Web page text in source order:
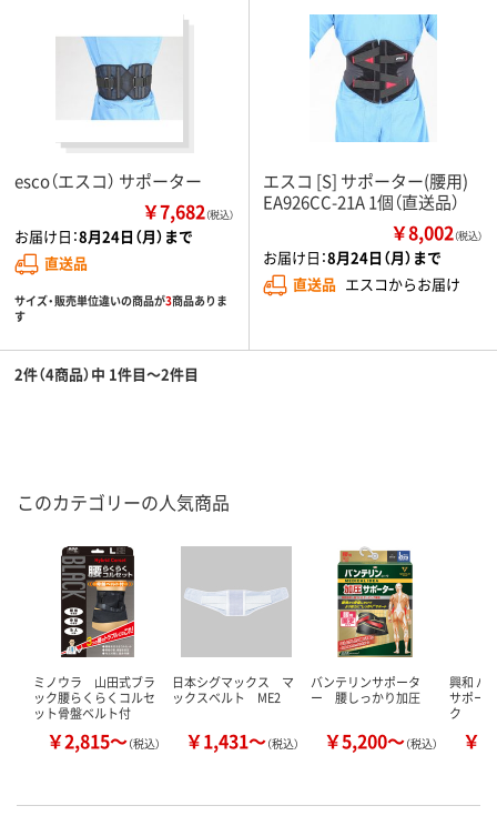
esco（エスコ） サポーター
￥7,682（税込）
お届け日：8月24日（月）まで
直送品
サイズ・販売単位違いの商品が3商品ありま
す
エスコ [S] サポーター(腰用)
EA926CC-21A 1個（直送品）
￥8,002（税込）
お届け日：8月24日（月）まで
直送品 エスコからお届け
2件（4商品）中 1件目～2件目
このカテゴリーの人気商品
ミノウラ 山田式ブラ
ック腰らくらくコルセ
ット骨盤ベルト付
￥2,815～（税込）
日本シグマックス マ
ックスベルト ME2
￥1,431～（税込）
バンテリンサポータ
ー 腰しっかり加圧
￥5,200～（税込）
興和 バ
サポー
ク
￥